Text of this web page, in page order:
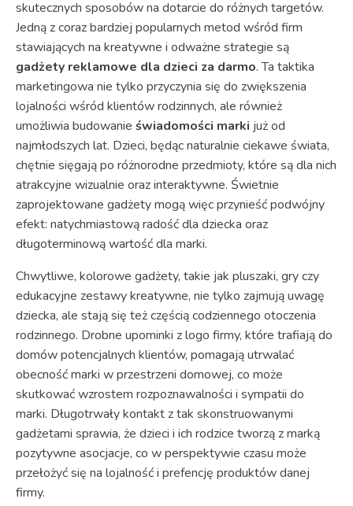
skutecznych sposobów na dotarcie do różnych targetów.
Jedną z coraz bardziej popularnych metod wśród firm
stawiających na kreatywne i odważne strategie są
gadżety reklamowe dla dzieci za darmo. Ta taktika
marketingowa nie tylko przyczynia się do zwiększenia
lojalności wśród klientów rodzinnych, ale również
umożliwia budowanie świadomości marki już od
najmłodszych lat. Dzieci, będąc naturalnie ciekawe świata,
chętnie sięgają po różnorodne przedmioty, które są dla nich
atrakcyjne wizualnie oraz interaktywne. Świetnie
zaprojektowane gadżety mogą więc przynieść podwójny
efekt: natychmiastową radość dla dziecka oraz
długoterminową wartość dla marki.
Chwytliwe, kolorowe gadżety, takie jak pluszaki, gry czy
edukacyjne zestawy kreatywne, nie tylko zajmują uwagę
dziecka, ale stają się też częścią codziennego otoczenia
rodzinnego. Drobne upominki z logo firmy, które trafiają do
domów potencjalnych klientów, pomagają utrwalać
obecność marki w przestrzeni domowej, co może
skutkować wzrostem rozpoznawalności i sympatii do
marki. Długotrwały kontakt z tak skonstruowanymi
gadżetami sprawia, że dzieci i ich rodzice tworzą z marką
pozytywne asocjacje, co w perspektywie czasu może
przełożyć się na lojalność i prefencję produktów danej
firmy.